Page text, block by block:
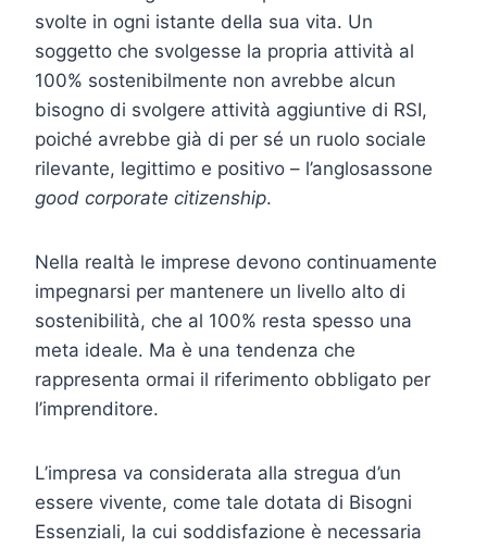
svolte in ogni istante della sua vita. Un
soggetto che svolgesse la propria attività al
100% sostenibilmente non avrebbe alcun
bisogno di svolgere attività aggiuntive di RSI,
poiché avrebbe già di per sé un ruolo sociale
rilevante, legittimo e positivo – l’anglosassone
good corporate citizenship.
Nella realtà le imprese devono continuamente
impegnarsi per mantenere un livello alto di
sostenibilità, che al 100% resta spesso una
meta ideale. Ma è una tendenza che
rappresenta ormai il riferimento obbligato per
l’imprenditore.
L’impresa va considerata alla stregua d’un
essere vivente, come tale dotata di Bisogni
Essenziali, la cui soddisfazione è necessaria